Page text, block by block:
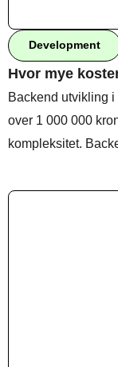
Development
Hvor mye
Backend utvikling
over 1 000 000
kompleksitet.
Behandle ditt
For å gi best
enhetsdata. Å
funksjoner.